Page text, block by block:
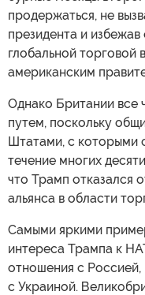
продержаться, не
президента и
глобальной торговой
американским
Однако Британии все
путем, поскольку
Штатами, с которыми
течение многих
что Трамп отказался
альянса в области
Самыми яркими
интереса Трампа к
отношения с Россией,
с Украиной.